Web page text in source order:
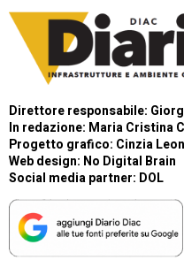
Direttore responsabile:
In redazione: Maria Cristina
Progetto grafico: Cinzia
Web design: No Digital Brain
Social media partner: DOL